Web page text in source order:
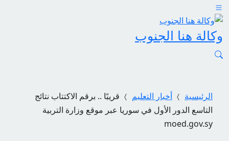
وكالة هنا الجنوب
الرئيسية أخبار التعليم
قريبًا .. برقم الاكتتاب نتائج
التاسع الدور الأول في سوريا عبر موقع وزارة التربية
moed.gov.sy